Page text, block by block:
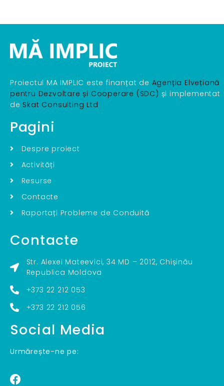
Proiectul MA IMPLIC este finanțat de Agenția Elvețiană
pentru Dezvoltare și Cooperare (SDC) și implementat
de Skat Consulting Ltd
Pagini
Despre proiect
Activități
Resurse
Contacte
Raportați Probleme de Conduită
Contacte
Str. Alexei Mateevici, 34 MD – 2012, Chișinău
Republica Moldova
+373 22 212 053
+373 22 212 056
Social Media
Urmărește-ne pe: